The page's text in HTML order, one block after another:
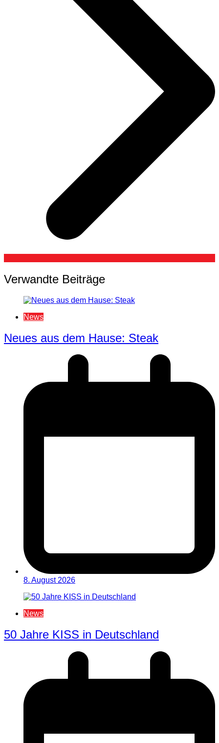
Verwandte Beiträge
News
Neues aus dem Hause: Steak
8. August 2026
News
50 Jahre KISS in Deutschland